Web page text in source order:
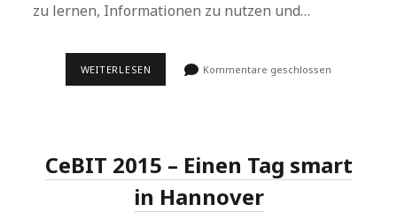
zu lernen, Informationen zu nutzen und…
WEITERLESEN THINGALYTICS:
INTERNET
OF
THINGS
Kommentare geschlossen
CeBIT 2015 – Einen Tag smart
in Hannover